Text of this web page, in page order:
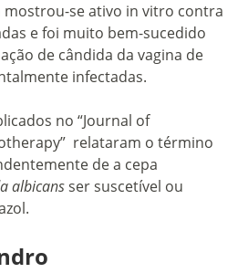
mostrou-se ativo in vitro contra
e foi muito bem-sucedido
de cândida da vagina de
infectadas.
no “Journal of
relataram o término
de a cepa
albicansser suscetível ou